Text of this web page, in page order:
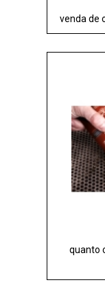
venda de
quanto